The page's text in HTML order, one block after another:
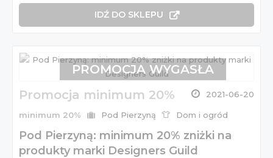
IDŹ DO SKLEPU
Promocja minimum 20% 2021-06-20
minimum 20% Pod Pierzyną Dom i ogród
Pod Pierzyną: minimum 20% zniżki na
produkty marki Designers Guild
PROMOCJA WYGASŁA